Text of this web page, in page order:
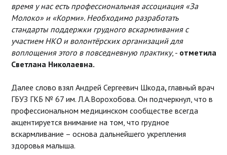
время у нас есть профессиональная ассоциация «За
Молоко» и «Корми». Необходимо разработать
стандарты поддержки грудного вскармливания с
участием НКО и волонтёрских организаций для
воплощения этого в повседневную практику, - отметила
Светлана Николаевна.
Далее слово взял Андрей Сергеевич Шкода, главный врач
ГБУЗ ГКБ № 67 им. Л.А.Ворохобова. Он подчеркнул, что в
профессиональном медицинском сообществе всегда
акцентируется внимание на том, что грудное
вскармливание – основа дальнейшего укрепления
здоровья малыша.